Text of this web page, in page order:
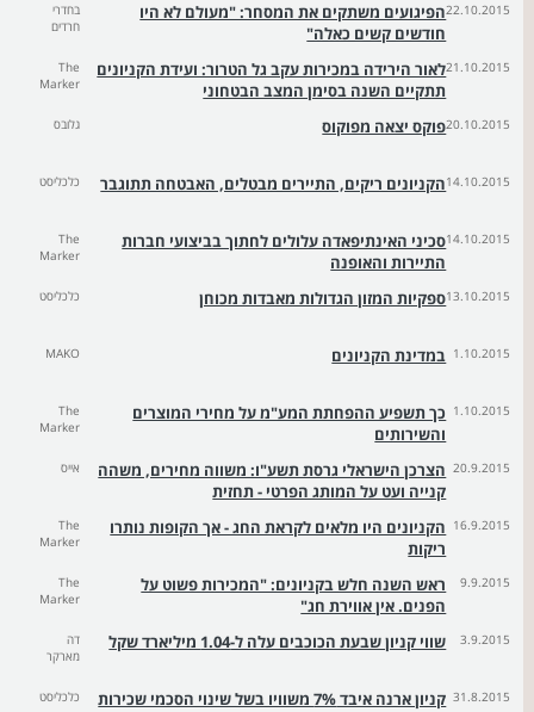
22.10.2015הפיגועים משתקים את המסחר: "מעולם לא היו
חודשים קשים כאלה"
בחדרי
חרדים
21.10.2015לאור הירידה במכירות עקב גל הטרור: ועידת הקניונים
תתקיים השנה בסימן המצב הבטחוני
The
Marker
20.10.2015פוקס יצאה מפוקוס גלובס
14.10.2015הקניונים ריקים, התיירים מבטלים, האבטחה תתוגבר כלכליסט
14.10.2015סכיני האינתיפאדה עלולים לחתוך בביצועי חברות
התיירות והאופנה
The
Marker
13.10.2015ספקיות המזון הגדולות מאבדות מכוחן כלכליסט
1.10.2015 במדינת הקניונים MAKO
1.10.2015 כך תשפיע ההפחתת המע"מ על מחירי המוצרים
והשירותים
The
Marker
20.9.2015 הצרכן הישראלי גרסת תשע"ו: משווה מחירים, משהה
קנייה ועט על המותג הפרטי - תחזית
אייס
16.9.2015 הקניונים היו מלאים לקראת החג - אך הקופות נותרו
ריקות
The
Marker
9.9.2015
ראש השנה חלש בקניונים: "המכירות פשוט על
הפנים. אין אווירת חג"
The
Marker
3.9.2015 שווי קניון שבעת הכוכבים עלה ל-1.04 מיליארד שקל
דה
מארקר
31.8.2015 קניון ארנה איבד 7% משוויו בשל שינוי הסכמי שכירות כלכליסט